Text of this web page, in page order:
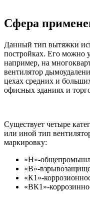
Сфера
Данный тип вытяжки
постройках. Его можно
например, на
вентилятор
цехах средних и
офисных зданиях и
Существует четыре
или иной тип
маркировку:
«Н»-
«В»-
«К1»-
«ВК1»-